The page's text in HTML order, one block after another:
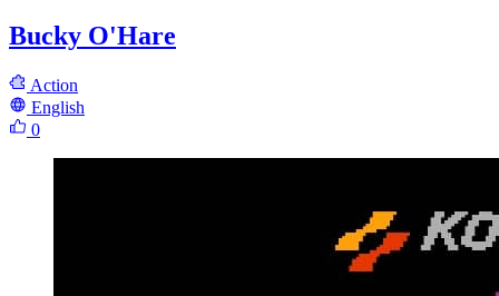
Bucky O'Hare
Action
English
0